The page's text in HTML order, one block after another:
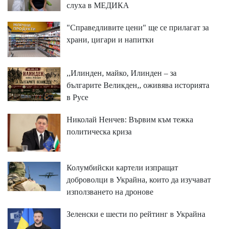
слуха в МЕДИКА
"Справедливите цени" ще се прилагат за
храни, цигари и напитки
,,Илинден, майко, Илинден – за
българите Великден,, оживява историята
в Русе
Николай Ненчев: Вървим към тежка
политическа криза
Колумбийски картели изпращат
доброволци в Украйна, които да изучават
използването на дронове
Зеленски е шести по рейтинг в Украйна